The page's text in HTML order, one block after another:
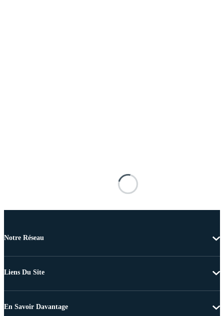
Notre Réseau
Liens Du Site
En Savoir Davantage